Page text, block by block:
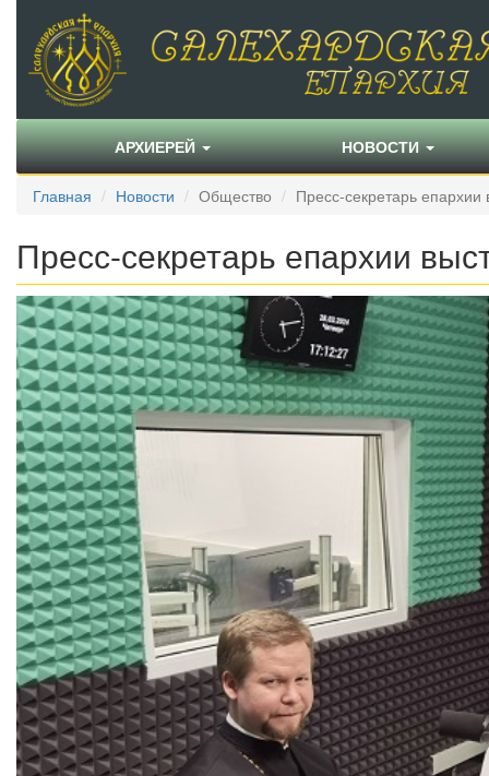
АРХИЕРЕЙ НОВОСТИ
Главная Новости Общество Пресс-секретарь
Пресс-секретарь епархии